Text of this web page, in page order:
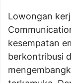
Lowongan
kesempatan
berkontribusi